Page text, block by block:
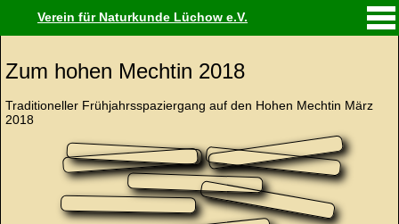
Verein für Naturkunde Lüchow e.V.
Zum hohen Mechtin 2018
Traditioneller Frühjahrsspaziergang auf den Hohen Mechtin März
2018